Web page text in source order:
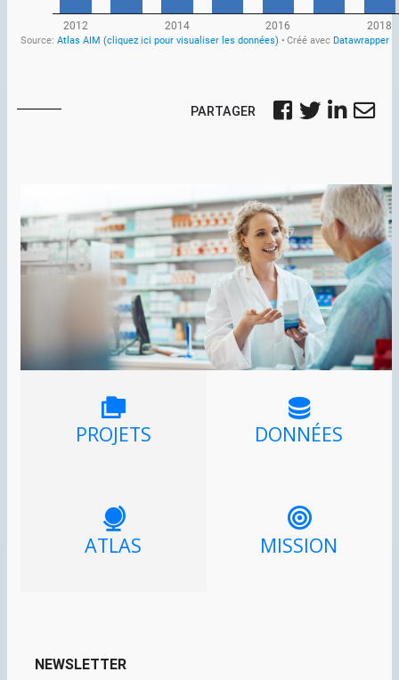
PARTAGER
PROJETS DONNÉES
ATLAS MISSION
NEWSLETTER